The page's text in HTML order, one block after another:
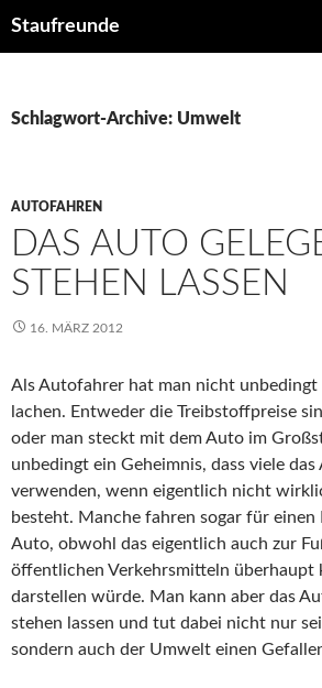
Staufreunde
Schlagwort-Archive: Umwelt
AUTOFAHREN
DAS AUTO
STEHEN LASSEN
16. MÄRZ 2012
Als Autofahrer hat man nicht unbedingt
lachen. Entweder die Treibstoffpreise
oder man steckt mit dem Auto im
unbedingt ein Geheimnis, dass viele
verwenden, wenn eigentlich nicht
besteht. Manche fahren sogar für
Auto, obwohl das eigentlich auch zur
öffentlichen Verkehrsmitteln überhaupt
darstellen würde. Man kann aber das
stehen lassen und tut dabei nicht nur
sondern auch der Umwelt einen